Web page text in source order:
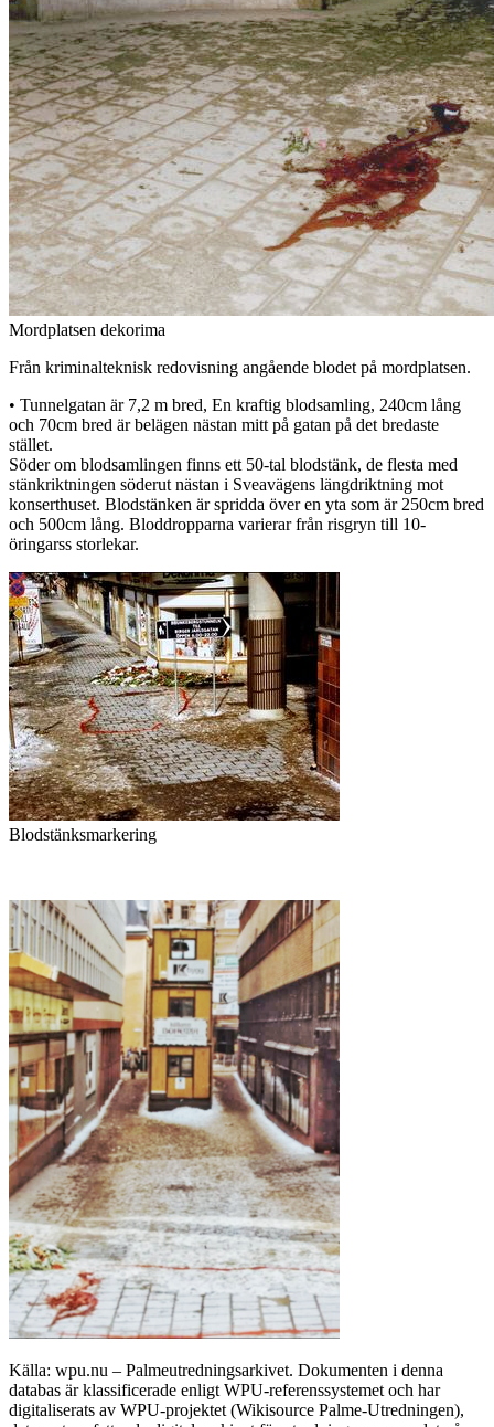
Mordplatsen dekorima
Från kriminalteknisk redovisning angående blodet på mordplatsen.
• Tunnelgatan är 7,2 m bred, En kraftig blodsamling, 240cm lång
och 70cm bred är belägen nästan mitt på gatan på det bredaste
stället.
Söder om blodsamlingen finns ett 50-tal blodstänk, de flesta med
stänkriktningen söderut nästan i Sveavägens längdriktning mot
konserthuset. Blodstänken är spridda över en yta som är 250cm bred
och 500cm lång. Bloddropparna varierar från risgryn till 10-
öringarss storlekar.
Blodstänksmarkering
Källa: wpu.nu – Palmeutredningsarkivet. Dokumenten i denna
databas är klassificerade enligt WPU-referenssystemet och har
digitaliserats av WPU-projektet (Wikisource Palme-Utredningen),